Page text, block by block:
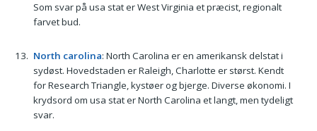
Som svar på usa stat er West Virginia et præcist, regionalt
farvet bud.
North carolina: North Carolina er en amerikansk delstat i
sydøst. Hovedstaden er Raleigh, Charlotte er størst. Kendt
for Research Triangle, kystøer og bjerge. Diverse økonomi. I
krydsord om usa stat er North Carolina et langt, men tydeligt
svar.